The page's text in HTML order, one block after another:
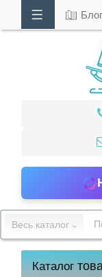
53-
15
Блог
Весь каталог
Каталог